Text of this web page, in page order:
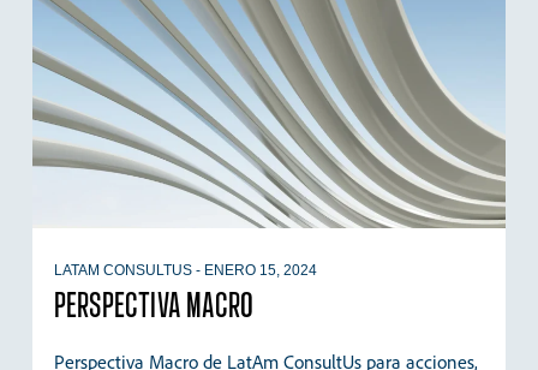
PERSPECTIVA MACRO
LATAM CONSULTUS - ENERO 15, 2024
Perspectiva Macro de LatAm ConsultUs para acciones,